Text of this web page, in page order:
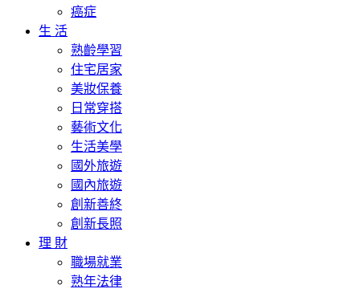
癌症
生 活
熟齡學習
住宅居家
美妝保養
日常穿搭
藝術文化
生活美學
國外旅遊
國內旅遊
創新善終
創新長照
理 財
職場就業
熟年法律